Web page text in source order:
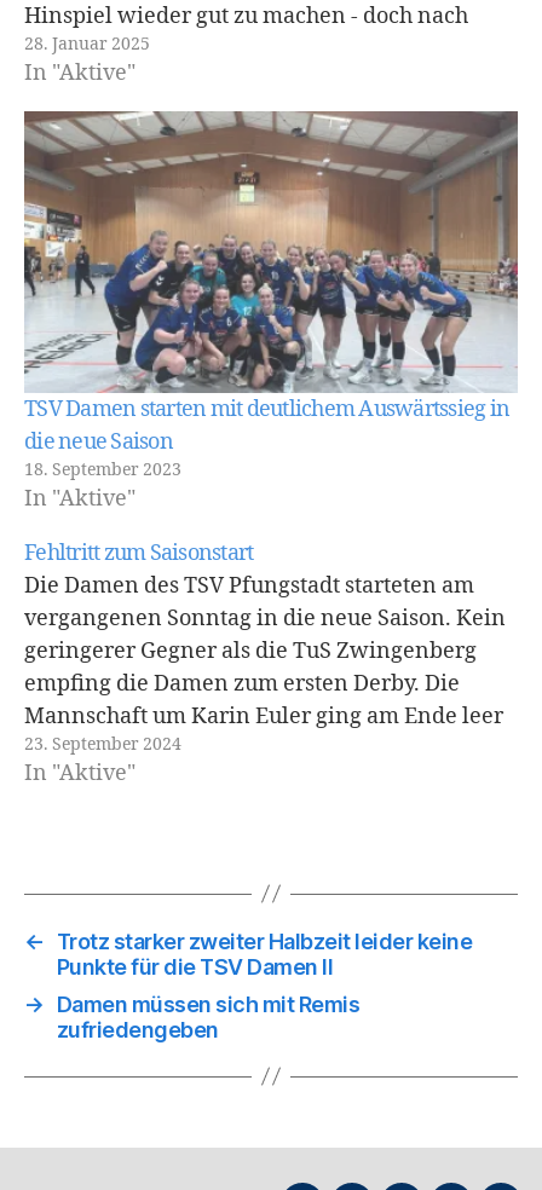
Hinspiel wieder gut zu machen - doch nach
Abpfiff jubelten erneut die Zwingenberger
Damen. Das Spiel startete nach Maß - der TSV
konnte sich von…
28. Januar 2025
In "Aktive"
TSV Damen starten mit deutlichem Auswärtssieg in
die neue Saison
18. September 2023
In "Aktive"
Fehltritt zum Saisonstart
Die Damen des TSV Pfungstadt starteten am
vergangenen Sonntag in die neue Saison. Kein
geringerer Gegner als die TuS Zwingenberg
empfing die Damen zum ersten Derby. Die
Mannschaft um Karin Euler ging am Ende leer
aus und Zwingenberg feierte einen 28:24
Heimerfolg. Die TSV Damen starteten voller
23. September 2024
In "Aktive"
←
Trotz starker zweiter Halbzeit leider keine
Punkte für die TSV Damen II
→
Damen müssen sich mit Remis
zufriedengeben